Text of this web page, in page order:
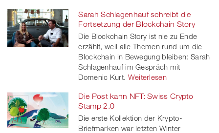
Sarah Schlagenhauf schreibt die
Fortsetzung der Blockchain Story
Die Blockchain Story ist nie zu Ende
erzählt, weil alle Themen rund um die
Blockchain in Bewegung bleiben: Sarah
Schlagenhauf im Gespräch mit
Domenic Kurt. Weiterlesen
Die Post kann NFT: Swiss Crypto
Stamp 2.0
Die erste Kollektion der Krypto-
Briefmarken war letzten Winter